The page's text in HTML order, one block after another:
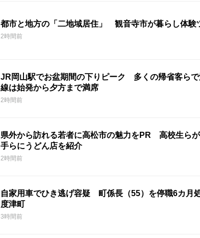
都市と地方の「二地域居住」 観音寺市が暮らし体験
2時間前
JR岡山駅でお盆期間の下りピーク 多くの帰省客ら
線は始発から夕方まで満席
2時間前
県外から訪れる若者に高松市の魅力をPR 高校生ら
手らにうどん店を紹介
2時間前
自家用車でひき逃げ容疑 町係長（55）を停職6カ月
度津町
3時間前